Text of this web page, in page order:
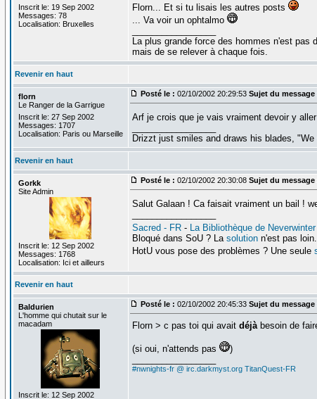
Inscrit le: 19 Sep 2002
Messages: 78
Localisation: Bruxelles
Florn... Et si tu lisais les autres posts
... Va voir un ophtalmo
La plus grande force des hommes n'est pas
mais de se relever à chaque fois.
Revenir en haut
florn
Le Ranger de la Garrigue
Inscrit le: 27 Sep 2002
Messages: 1707
Localisation: Paris ou Marseille
Posté le : 02/10/2002 20:29:53 Sujet du message
Arf je crois que je vais vraiment devoir y aller
Drizzt just smiles and draws his blades,
Revenir en haut
Gorkk
Site Admin
Inscrit le: 12 Sep 2002
Messages: 1768
Localisation: Ici et ailleurs
Posté le : 02/10/2002 20:30:08 Sujet du message
Salut Galaan ! Ca faisait vraiment un bail !
Sacred - FR- La Bibliothèque de Neverwinter
Bloqué dans SoU ? La solutionn'est pas loin...
HotU vous pose des problèmes ? Une seule
Revenir en haut
Baldurien
L'homme qui chutait sur le
macadam
Inscrit le: 12 Sep 2002
Posté le : 02/10/2002 20:45:33 Sujet du message
Florn > c pas toi qui avait déjàbesoin de
(si oui, n'attends pas
)
#nwnights-fr @ irc.darkmyst.org TitanQuest-FR